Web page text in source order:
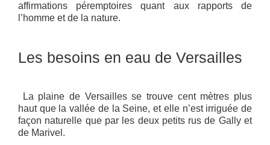
affirmations péremptoires quant aux rapports de
l’homme et de la nature.
Les besoins en eau de Versailles
La plaine de Versailles se trouve cent mètres plus
haut que la vallée de la Seine, et elle n’est irriguée de
façon naturelle que par les deux petits rus de Gally et
de Marivel.